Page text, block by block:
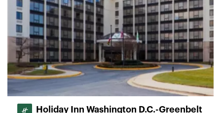
Holiday Inn Washington D.C.-Greenbelt